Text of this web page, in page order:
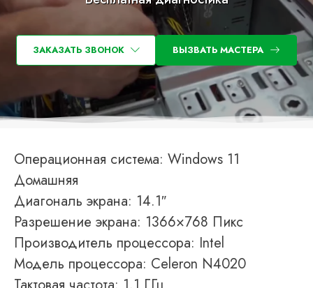
ЗАКАЗАТЬ ЗВОНОК ВЫЗВАТЬ МАСТЕРА
Операционная система: Windows 11
Домашняя
Диагональ экрана: 14.1″
Разрешение экрана: 1366×768 Пикс
Производитель процессора: Intel
Модель процессора: Celeron N4020